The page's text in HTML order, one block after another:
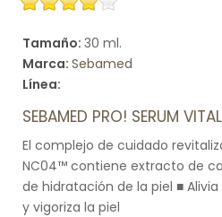
Tamaño: 30 ml.
Marca: Sebamed
Línea:
SEBAMED PRO! SERUM VITAL
El complejo de cuidado
NC04™ contiene extracto de
de hidratación de la piel ■
y vigoriza la piel